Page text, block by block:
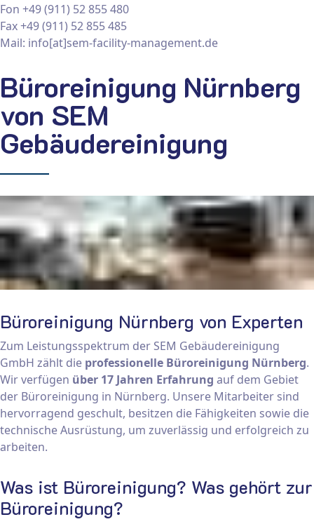
Fon +49 (911) 52 855 480
Fax +49 (911) 52 855 485
Mail: info[at]sem-facility-management.de
Büroreinigung Nürnberg
von SEM
Gebäudereinigung
Büroreinigung Nürnberg von Experten
Zum Leistungsspektrum der SEM Gebäudereinigung
GmbH zählt die professionelle Büroreinigung Nürnberg.
Wir verfügen über 17 Jahren Erfahrung auf dem Gebiet
der Büroreinigung in Nürnberg. Unsere Mitarbeiter sind
hervorragend geschult, besitzen die Fähigkeiten sowie die
technische Ausrüstung, um zuverlässig und erfolgreich zu
arbeiten.
Was ist Büroreinigung? Was gehört zur
Büroreinigung?